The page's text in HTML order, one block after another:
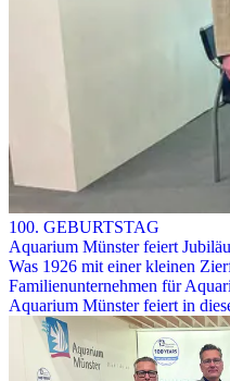
100. GEBURTSTAG
Aquarium Münster feiert
Was 1926 mit einer kleinen
Familienunternehmen für
Aquarium Münster feiert in